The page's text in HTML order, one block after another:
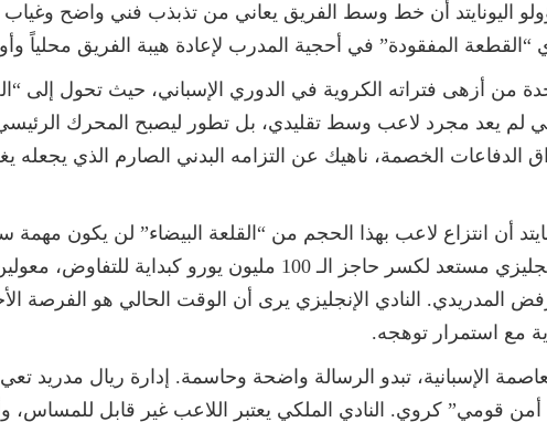
اليونايتد أن خط وسط الفريق يعاني من تذبذب فني واضح وغياب
المفقودة” في أحجية المدرب لإعادة هيبة الفريق محلياً
من أزهى فتراته الكروية في الدوري الإسباني، حيث تحول إلى
لم يعد مجرد لاعب وسط تقليدي، بل تطور ليصبح المحرك الرئيسي
الدفاعات الخصمة، ناهيك عن التزامه البدني الصارم الذي
أن انتزاع لاعب بهذا الحجم من “القلعة البيضاء” لن يكون
المصادر إلى أن النادي الإنجليزي مستعد لكسر حاجز الـ
المدريدي. النادي الإنجليزي يرى أن الوقت الحالي هو الفرصة
مع استمرار توهجه.
الإسبانية، تبدو الرسالة واضحة وحاسمة. إدارة ريال مدريد
أمن قومي” كروي. النادي الملكي يعتبر اللاعب غير قابل